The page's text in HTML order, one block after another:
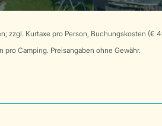
zzgl. Kurtaxe pro Person, Buchungskosten
Camping. Preisangaben ohne Gewähr.